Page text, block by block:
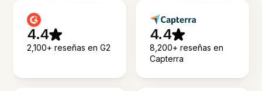
4.4
2,100+ reseñas en G2
4.4
8,200+ reseñas en
Capterra